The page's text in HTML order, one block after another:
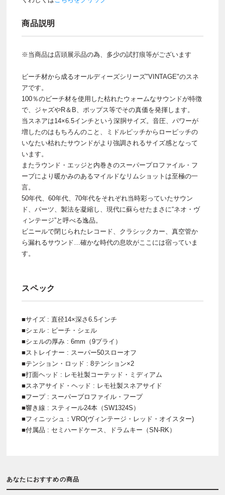
商品説明
※当商品は店頭展示品の為、多少の試打痕等がございます
ビーチ材から成るオールディーズシリーズ"VINTAGE"のスネ
アです。
100％のビーチ材を使用した枯れたウォームなサウンドが特徴
で、ジャズやR＆B、ポップス等でその真価を発揮します。
当スネアは14×6.5インチという深胴サイズ。音圧、パワーが
増したのはもちろんのこと、ミドルピッチからローピッチの
いなたい枯れたサウンドがより強調されるサイズ感となって
います。
またラウンド・エッジと内巻きのスーパープロファイル・フ
ープにより暖かみのあるマイルドなリムショットは至極の一
言。
50年代、60年代、70年代をそれぞれ当時彩っていたサウン
ド、パーツ、製法を凝縮し、現代に蘇らせたまさに“ネオ・ヴ
ィンテージ”と呼べる逸品。
ビニールで閉じられたレコード、クラシックカー、真空管か
ら漏れるサウンド…確かな時代の息吹がここには宿っていま
す。
スペック
■サイズ : 直径14×深さ6.5インチ
■シェル : ビーチ・シェル
■シェルの厚み : 6mm（9プライ）
■ストレイナー : スーパー50スローオフ
■テンション・ロッド : 8テンション×2
■打面ヘッド : レモ社製コーテッド・ミディアム
■スネアサイド・ヘッド : レモ社製スネアサイド
■フープ : スーパープロファイル・フープ
■響き線 : スティール24本（SW1324S）
■フィニッシュ：VRO(ヴィンテージ・レッド・オイスター)
■付属品 : セミハードケース、ドラムキー（SN-RK）
あなたにおすすめの商品